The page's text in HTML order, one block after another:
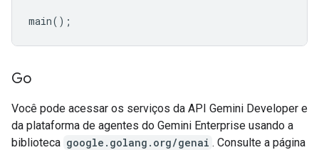
main();
Go
Você pode acessar os serviços da API Gemini Developer e
da plataforma de agentes do Gemini Enterprise usando a
biblioteca google.golang.org/genai . Consulte a página